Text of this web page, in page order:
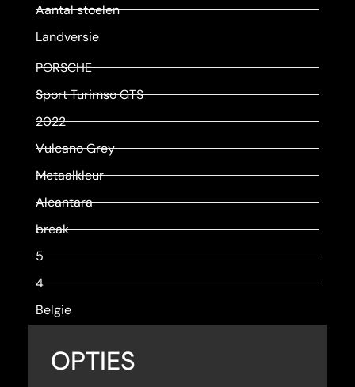
Aantal stoelen
Landversie
PORSCHE
Sport Turimso GTS
2022
Vulcano Grey
Metaalkleur
Alcantara
break
5
4
Belgie
OPTIES